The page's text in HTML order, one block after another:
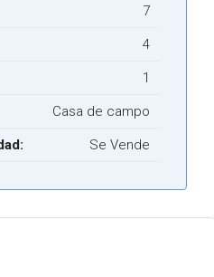
7
4
1
Casa de campo
Se Vende